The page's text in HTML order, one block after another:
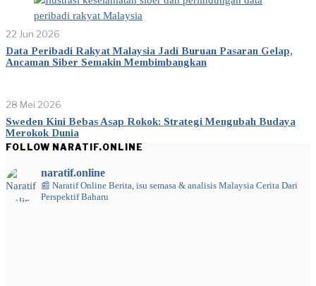
22 Jun 2026
Data Peribadi Rakyat Malaysia Jadi Buruan Pasaran Gelap,
Ancaman Siber Semakin Membimbangkan
28 Mei 2026
Sweden Kini Bebas Asap Rokok: Strategi Mengubah Budaya
Merokok Dunia
FOLLOW NARATIF.ONLINE
naratif.online
📰 Naratif Online Berita, isu semasa & analisis Malaysia Cerita Dari
Perspektif Baharu